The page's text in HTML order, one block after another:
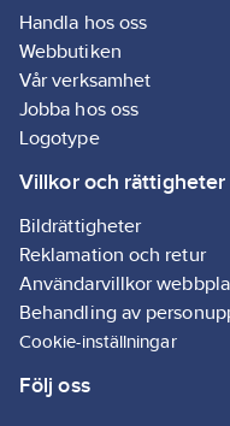
Handla hos oss
Webbutiken
Vår verksamhet
Jobba hos oss
Logotype
Villkor och rättigheter
Bildrättigheter
Reklamation och retur
Användarvillkor
Behandling av
Cookie-inställningar
Följ oss